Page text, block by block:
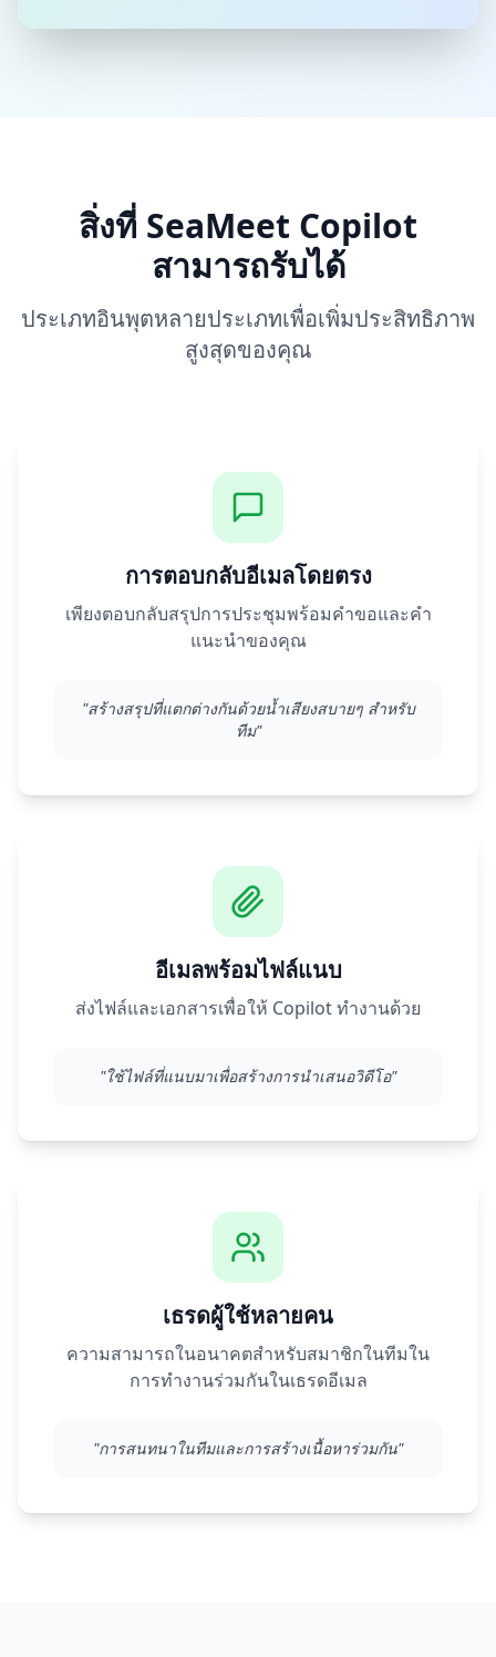
สิ่งที่ SeaMeet Copilot
สามารถรับได้
ประเภทอินพุตหลายประเภทเพื่อเพิ่มประสิทธิภาพ
สูงสุดของคุณ
การตอบกลับอีเมลโดยตรง
เพียงตอบกลับสรุปการประชุมพร้อมคำขอและคำ
แนะนำของคุณ
"สร้างสรุปที่แตกต่างกันด้วยน้ำเสียงสบายๆ สำหรับ
ทีม"
อีเมลพร้อมไฟล์แนบ
ส่งไฟล์และเอกสารเพื่อให้ Copilot ทำงานด้วย
"ใช้ไฟล์ที่แนบมาเพื่อสร้างการนำเสนอวิดีโอ"
เธรดผู้ใช้หลายคน
ความสามารถในอนาคตสำหรับสมาชิกในทีมใน
การทำงานร่วมกันในเธรดอีเมล
"การสนทนาในทีมและการสร้างเนื้อหาร่วมกัน"